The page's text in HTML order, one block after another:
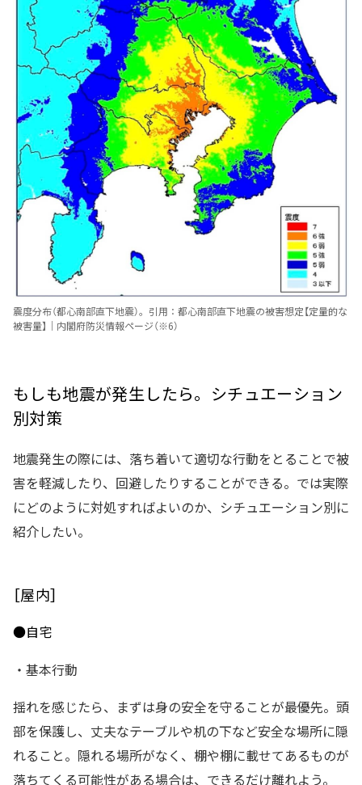
震度分布（都心南部直下地震）。引用：都心南部直下地震の被害想定【定量的な
被害量】｜内閣府防災情報ページ（※6）
もしも地震が発生したら。シチュエーション
別対策
地震発生の際には、落ち着いて適切な行動をとることで被
害を軽減したり、回避したりすることができる。では実際
にどのように対処すればよいのか、シチュエーション別に
紹介したい。
［屋内］
●自宅
・基本行動
揺れを感じたら、まずは身の安全を守ることが最優先。頭
部を保護し、丈夫なテーブルや机の下など安全な場所に隠
れること。隠れる場所がなく、棚や棚に載せてあるものが
落ちてくる可能性がある場合は、できるだけ離れよう。